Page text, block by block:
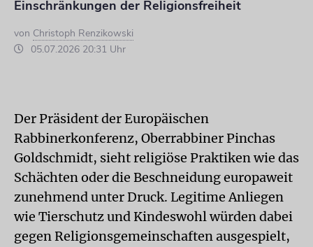
Einschränkungen der Religionsfreiheit
von Christoph Renzikowski
05.07.2026 20:31 Uhr
Der Präsident der Europäischen
Rabbinerkonferenz, Oberrabbiner Pinchas
Goldschmidt, sieht religiöse Praktiken wie das
Schächten oder die Beschneidung europaweit
zunehmend unter Druck. Legitime Anliegen
wie Tierschutz und Kindeswohl würden dabei
gegen Religionsgemeinschaften ausgespielt,